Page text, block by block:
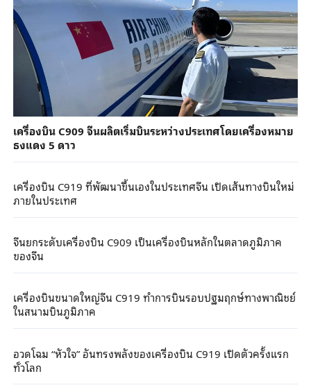
เครื่องบิน C909 จีนผลิตเริ่มบินระหว่างประเทศโดยเครื่องหมาย
ธงแดง 5 ดาว
เครื่องบิน C919 ที่พัฒนาขึ้นเองในประเทศจีน เปิดเส้นทางบินใหม่
ภายในประเทศ
จีนยกระดับเครื่องบิน C909 เป็นเครื่องบินหลักในตลาดภูมิภาค
ของจีน
เครื่องบินขนาดใหญ่จีน C919 ทำการบินรอบปฐมฤกษ์ทางพาณิชย์
ในสนามบินภูมิภาค
อวดโฉม “หัวใจ” อันทรงพลังของเครื่องบิน C919 เปิดตัวครั้งแรก
ทั่วโลก